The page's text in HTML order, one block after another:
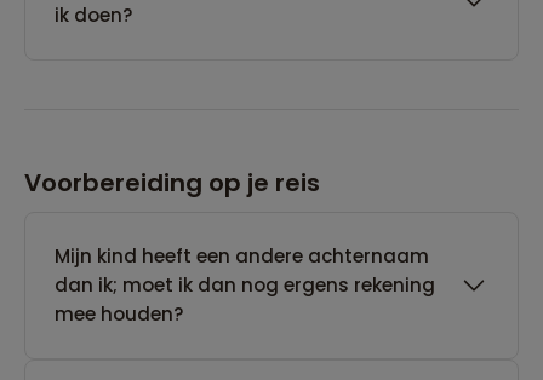
ik doen?
Voorbereiding op je reis
Mijn kind heeft een andere achternaam
dan ik; moet ik dan nog ergens rekening
mee houden?